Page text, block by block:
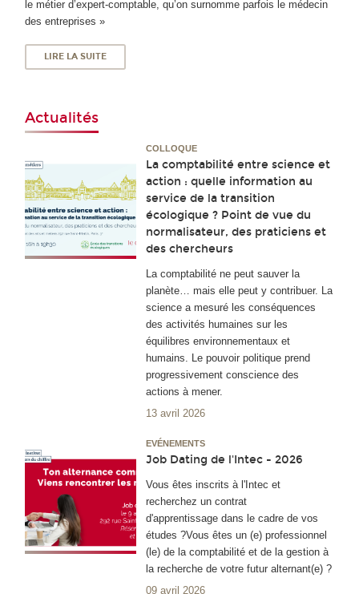
le métier d’expert-comptable, qu’on surnomme parfois le médecin
des entreprises »
LIRE LA SUITE
Actualités
COLLOQUE
La comptabilité entre science et
action : quelle information au
service de la transition
écologique ? Point de vue du
normalisateur, des praticiens et
des chercheurs
La comptabilité ne peut sauver la
planète… mais elle peut y contribuer. La
science a mesuré les conséquences
des activités humaines sur les
équilibres environnementaux et
humains. Le pouvoir politique prend
progressivement conscience des
actions à mener.
13 avril 2026
EVÉNEMENTS
Job Dating de l'Intec - 2026
Vous êtes inscrits à l'Intec et
recherchez un contrat
d'apprentissage dans le cadre de vos
études ?Vous êtes un (e) professionnel
(le) de la comptabilité et de la gestion à
la recherche de votre futur alternant(e) ?
09 avril 2026